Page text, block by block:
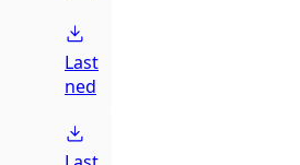
Last
ned